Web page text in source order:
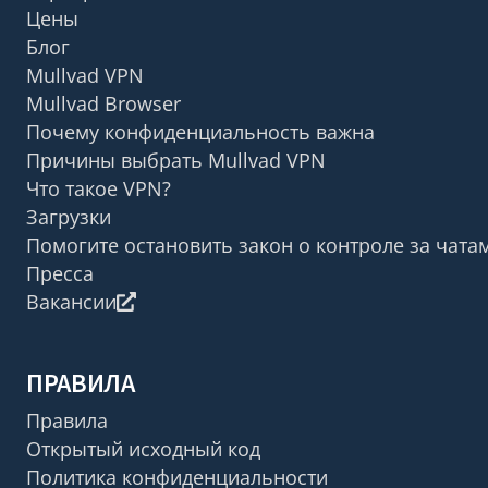
Цены
Блог
Mullvad VPN
Mullvad Browser
Почему конфиденциальность важна
Причины выбрать Mullvad VPN
Что такое VPN?
Загрузки
Помогите остановить закон о контроле за
Пресса
Вакансии
ПРАВИЛА
Правила
Открытый исходный код
Политика конфиденциальности